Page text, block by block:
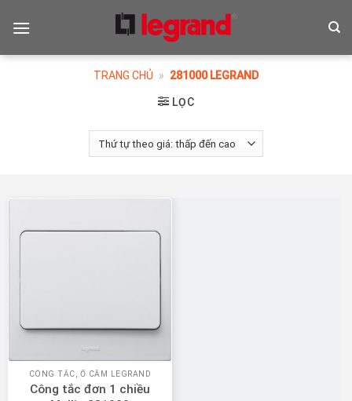
TRANG CHỦ » 281000 LEGRAND
LỌC
CÔNG TẮC, Ổ CẮM LEGRAND
Công tắc đơn 1 chiều